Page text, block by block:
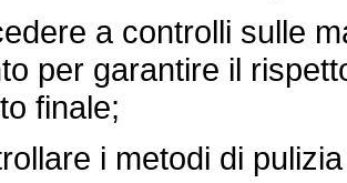
a controlli sulle
per garantire il
finale;
i metodi di pulizia